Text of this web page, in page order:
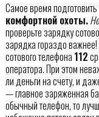
Самое время подготовить
комфортной охоты.
проверьте зарядку
зарядка гораздо
сотового телефона 112
оператора. При этом
ли деньги на счету, и
— главное заряженная
обычный телефон, то